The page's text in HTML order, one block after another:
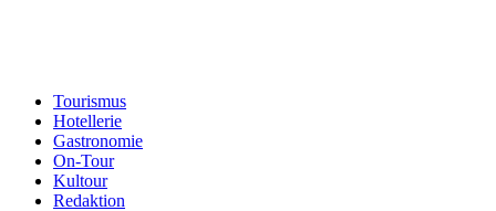
Tourismus
Hotellerie
Gastronomie
On-Tour
Kultour
Redaktion